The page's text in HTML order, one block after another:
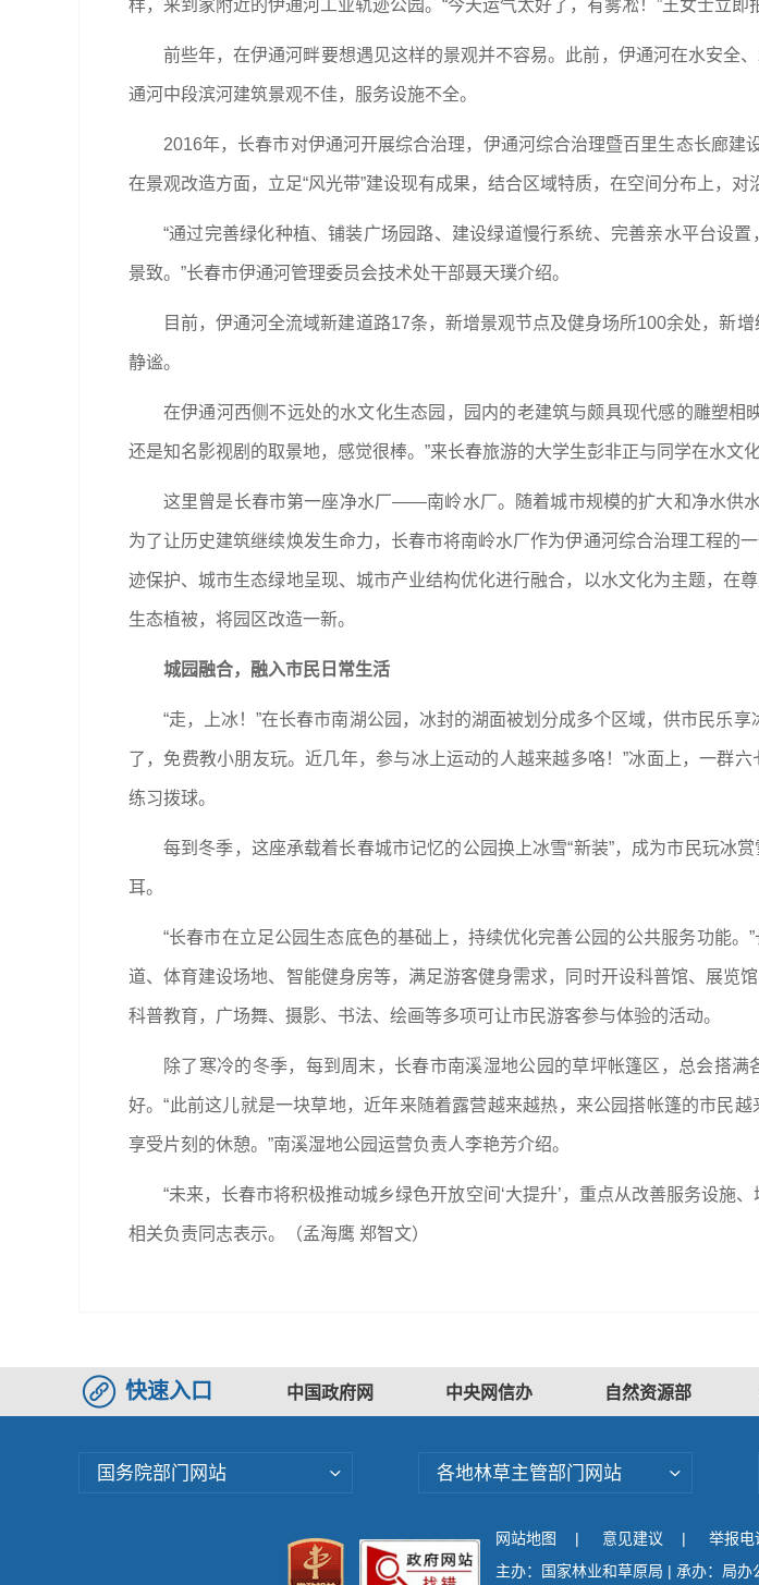
样，来到家附近的伊通河工业轨迹公园。“今天运气太好了，有雾凇！”王女士立即
前些年，在伊通河畔要想遇见这样的景观并不容易。此前，伊通河在水安全
通河中段滨河建筑景观不佳，服务设施不全。
2016年，长春市对伊通河开展综合治理，伊通河综合治理暨百里生态长廊建
在景观改造方面，立足“风光带”建设现有成果，结合区域特质，在空间分布上，对
“通过完善绿化种植、铺装广场园路、建设绿道慢行系统、完善亲水平台设
景致。”长春市伊通河管理委员会技术处干部聂天璞介绍。
目前，伊通河全流域新建道路17条，新增景观节点及健身场所100余处，新
静谧。
在伊通河西侧不远处的水文化生态园，园内的老建筑与颇具现代感的雕塑
还是知名影视剧的取景地，感觉很棒。”来长春旅游的大学生彭非正与同学在水文
这里曾是长春市第一座净水厂——南岭水厂。随着城市规模的扩大和净水供
为了让历史建筑继续焕发生命力，长春市将南岭水厂作为伊通河综合治理工程的
迹保护、城市生态绿地呈现、城市产业结构优化进行融合，以水文化为主题，在
生态植被，将园区改造一新。
城园融合，融入市民日常生活
“走，上冰！”在长春市南湖公园，冰封的湖面被划分成多个区域，供市民乐
了，免费教小朋友玩。近几年，参与冰上运动的人越来越多咯！”冰面上，一群
练习拨球。
每到冬季，这座承载着长春城市记忆的公园换上冰雪“新装”，成为市民玩冰
耳。
“长春市在立足公园生态底色的基础上，持续优化完善公园的公共服务功能
道、体育建设场地、智能健身房等，满足游客健身需求，同时开设科普馆、展览
科普教育，广场舞、摄影、书法、绘画等多项可让市民游客参与体验的活动。
除了寒冷的冬季，每到周末，长春市南溪湿地公园的草坪帐篷区，总会搭
好。“此前这儿就是一块草地，近年来随着露营越来越热，来公园搭帐篷的市民
享受片刻的休憩。”南溪湿地公园运营负责人李艳芳介绍。
“未来，长春市将积极推动城乡绿色开放空间‘大提升’，重点从改善服务设施
相关负责同志表示。（孟海鹰 郑智文）
快速入口 中国政府网 中央网信办 自然资源部
国务院部门网站 各地林草主管部门网站
网站地图 | 意见建议 |
举报电
主办：国家林业和草原局 | 承办：局